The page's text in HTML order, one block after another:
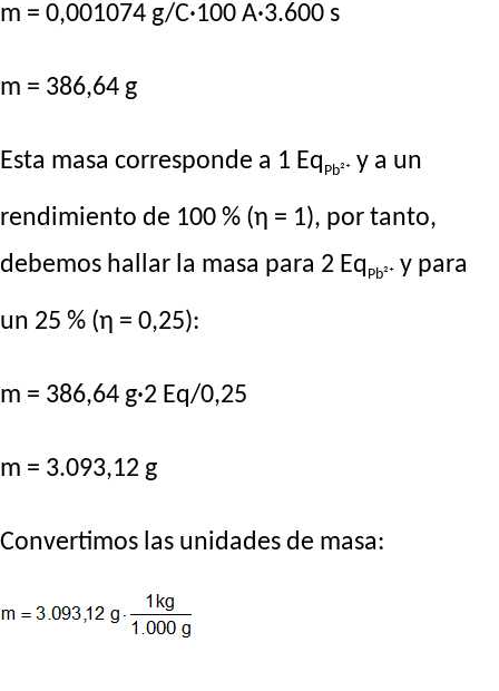
m = 0,001074 g/C·100 A·3.600 s
m = 386,64 g
Esta masa corresponde a 1 Eq Pb²⁺ y a un
rendimiento de 100 % (η = 1), por tanto,
debemos hallar la masa para 2 Eq Pb²⁺ y para
un 25 % (η = 0,25):
m = 386,64 g·2 Eq/0,25
m = 3.093,12 g
Convertimos las unidades de masa: